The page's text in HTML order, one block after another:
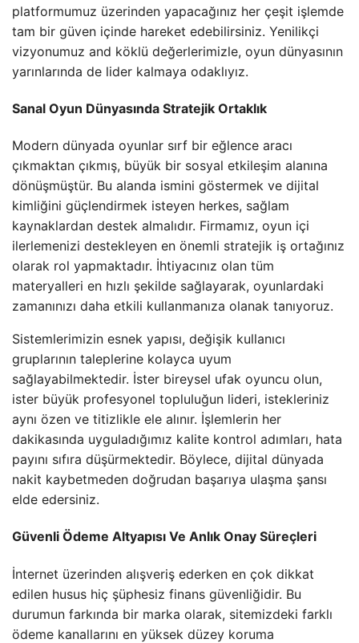
platformumuz üzerinden yapacağınız her çeşit işlemde
tam bir güven içinde hareket edebilirsiniz. Yenilikçi
vizyonumuz and köklü değerlerimizle, oyun dünyasının
yarınlarında de lider kalmaya odaklıyız.
Sanal Oyun Dünyasında Stratejik Ortaklık
Modern dünyada oyunlar sırf bir eğlence aracı
çıkmaktan çıkmış, büyük bir sosyal etkileşim alanına
dönüşmüştür. Bu alanda ismini göstermek ve dijital
kimliğini güçlendirmek isteyen herkes, sağlam
kaynaklardan destek almalıdır. Firmamız, oyun içi
ilerlemenizi destekleyen en önemli stratejik iş ortağınız
olarak rol yapmaktadır. İhtiyacınız olan tüm
materyalleri en hızlı şekilde sağlayarak, oyunlardaki
zamanınızı daha etkili kullanmanıza olanak tanıyoruz.
Sistemlerimizin esnek yapısı, değişik kullanıcı
gruplarının taleplerine kolayca uyum
sağlayabilmektedir. İster bireysel ufak oyuncu olun,
ister büyük profesyonel topluluğun lideri, istekleriniz
aynı özen ve titizlikle ele alınır. İşlemlerin her
dakikasında uyguladığımız kalite kontrol adımları, hata
payını sıfıra düşürmektedir. Böylece, dijital dünyada
nakit kaybetmeden doğrudan başarıya ulaşma şansı
elde edersiniz.
Güvenli Ödeme Altyapısı Ve Anlık Onay Süreçleri
İnternet üzerinden alışveriş ederken en çok dikkat
edilen husus hiç şüphesiz finans güvenliğidir. Bu
durumun farkında bir marka olarak, sitemizdeki farklı
ödeme kanallarını en yüksek düzey koruma